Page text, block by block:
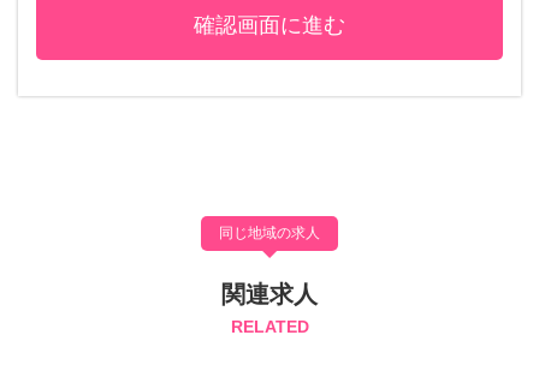
同じ地域の求人
関連求人
RELATED